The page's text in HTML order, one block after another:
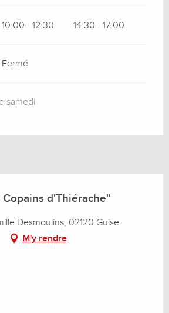
10:00 - 12:30 14:30 - 17:00
Fermé
samedi
d'Thiérache"
Desmoulins, 02120 Guise
M'y rendre